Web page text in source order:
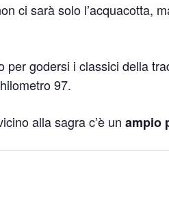
ci sarà solo l’acquacotta,
per godersi i classici della
97.
alla sagra c’è un ampio